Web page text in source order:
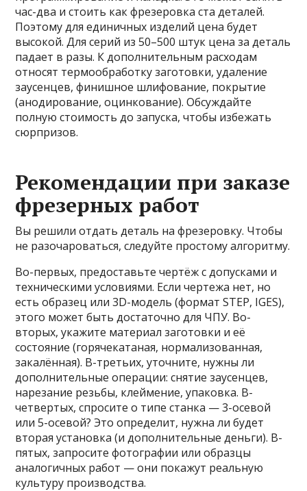
час-два и стоить как фрезеровка ста деталей.
Поэтому для единичных изделий цена будет
высокой. Для серий из 50–500 штук цена за деталь
падает в разы. К дополнительным расходам
относят термообработку заготовки, удаление
заусенцев, финишное шлифование, покрытие
(анодирование, оцинкование). Обсуждайте
полную стоимость до запуска, чтобы избежать
сюрпризов.
Рекомендации при заказе
фрезерных работ
Вы решили отдать деталь на фрезеровку. Чтобы
не разочароваться, следуйте простому алгоритму.
Во-первых, предоставьте чертёж с допусками и
техническими условиями. Если чертежа нет, но
есть образец или 3D-модель (формат STEP, IGES),
этого может быть достаточно для ЧПУ. Во-
вторых, укажите материал заготовки и её
состояние (горячекатаная, нормализованная,
закалённая). В-третьих, уточните, нужны ли
дополнительные операции: снятие заусенцев,
нарезание резьбы, клеймение, упаковка. В-
четвертых, спросите о типе станка — 3-осевой
или 5-осевой? Это определит, нужна ли будет
вторая установка (и дополнительные деньги). В-
пятых, запросите фотографии или образцы
аналогичных работ — они покажут реальную
культуру производства.